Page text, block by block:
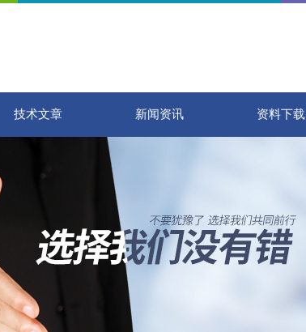
技术文章 新闻资讯 资料下载